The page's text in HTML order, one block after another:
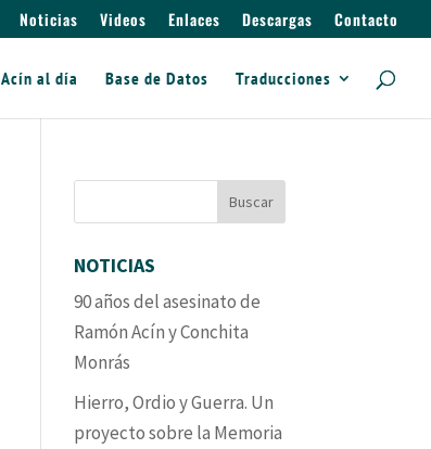
Noticias Videos Enlaces Descargas Contacto
Acín al día Base de Datos Traducciones
NOTICIAS
90 años del asesinato de
Ramón Acín y Conchita
Monrás
Hierro, Ordio y Guerra. Un
proyecto sobre la Memoria